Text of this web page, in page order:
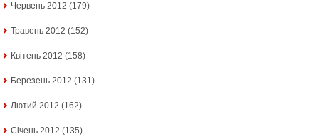
Червень 2012 (179)
Травень 2012 (152)
Квітень 2012 (158)
Березень 2012 (131)
Лютий 2012 (162)
Січень 2012 (135)